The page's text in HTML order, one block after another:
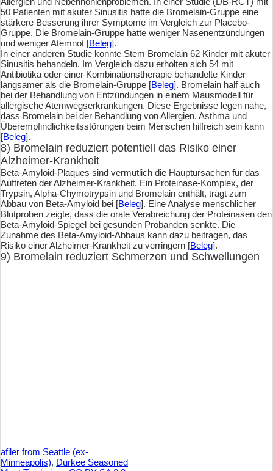
50 Patienten mit akuter Sinusitis hatte die Bromelain-Gruppe eine
stärkere Besserung ihrer Symptome im Vergleich zur Placebo-
Gruppe. Die Bromelain-Gruppe hatte weniger Nasenentzündungen
und weniger Atemnot [Beleg].
In einer anderen Studie konnte Stem Bromelain 62 Kinder mit akuter
Sinusitis behandeln. Im Vergleich dazu erholten sich 54 mit
Antibiotika oder einer Kombinationstherapie behandelte Kinder
langsamer als die Bromelain-Gruppe [Beleg]. Bromelain half auch
bei der Behandlung von Entzündungen in einem Mausmodell für
allergische Atemwegserkrankungen. Diese Ergebnisse legen nahe,
dass Bromelain bei der Behandlung von Allergien, Asthma und
Überempfindlichkeitsstörungen beim Menschen hilfreich sein kann
[Beleg].
8) Bromelain reduziert potentiell das Risiko einer
Alzheimer-Krankheit
Beta-Amyloid-Plaques sind vermutlich die Hauptursachen für das
Auftreten der Alzheimer-Krankheit. Ein Proteinase-Komplex, der
Trypsin, Alpha-Chymotrypsin und Bromelain enthält, trägt zum
Abbau von Beta-Amyloid bei [Beleg]. Eine Analyse menschlicher
Blutproben zeigte, dass die orale Verabreichung der Proteinasen den
Beta-Amyloid-Spiegel bei gesunden Probanden senkte. Die
Zunahme des Beta-Amyloid-Abbaus kann dazu beitragen, das
Risiko einer Alzheimer-Krankheit zu verringern [Beleg].
9) Bromelain reduziert Schmerzen und Schwellungen
afiler from Seattle (ex-
Minneapolis), Durkee Seasoned